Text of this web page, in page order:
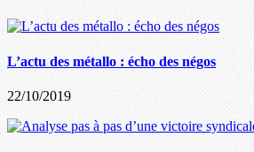
L’actu des métallo : écho des négos
22/10/2019